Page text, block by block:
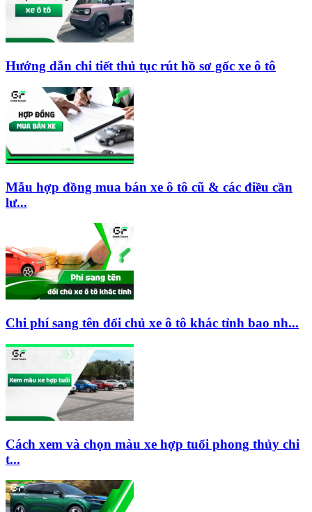
Hướng dẫn chi tiết thủ tục rút hồ sơ gốc xe ô tô
Mẫu hợp đồng mua bán xe ô tô cũ & các điều cần
lư...
Chi phí sang tên đổi chủ xe ô tô khác tỉnh bao nh...
Cách xem và chọn màu xe hợp tuổi phong thủy chi
t...